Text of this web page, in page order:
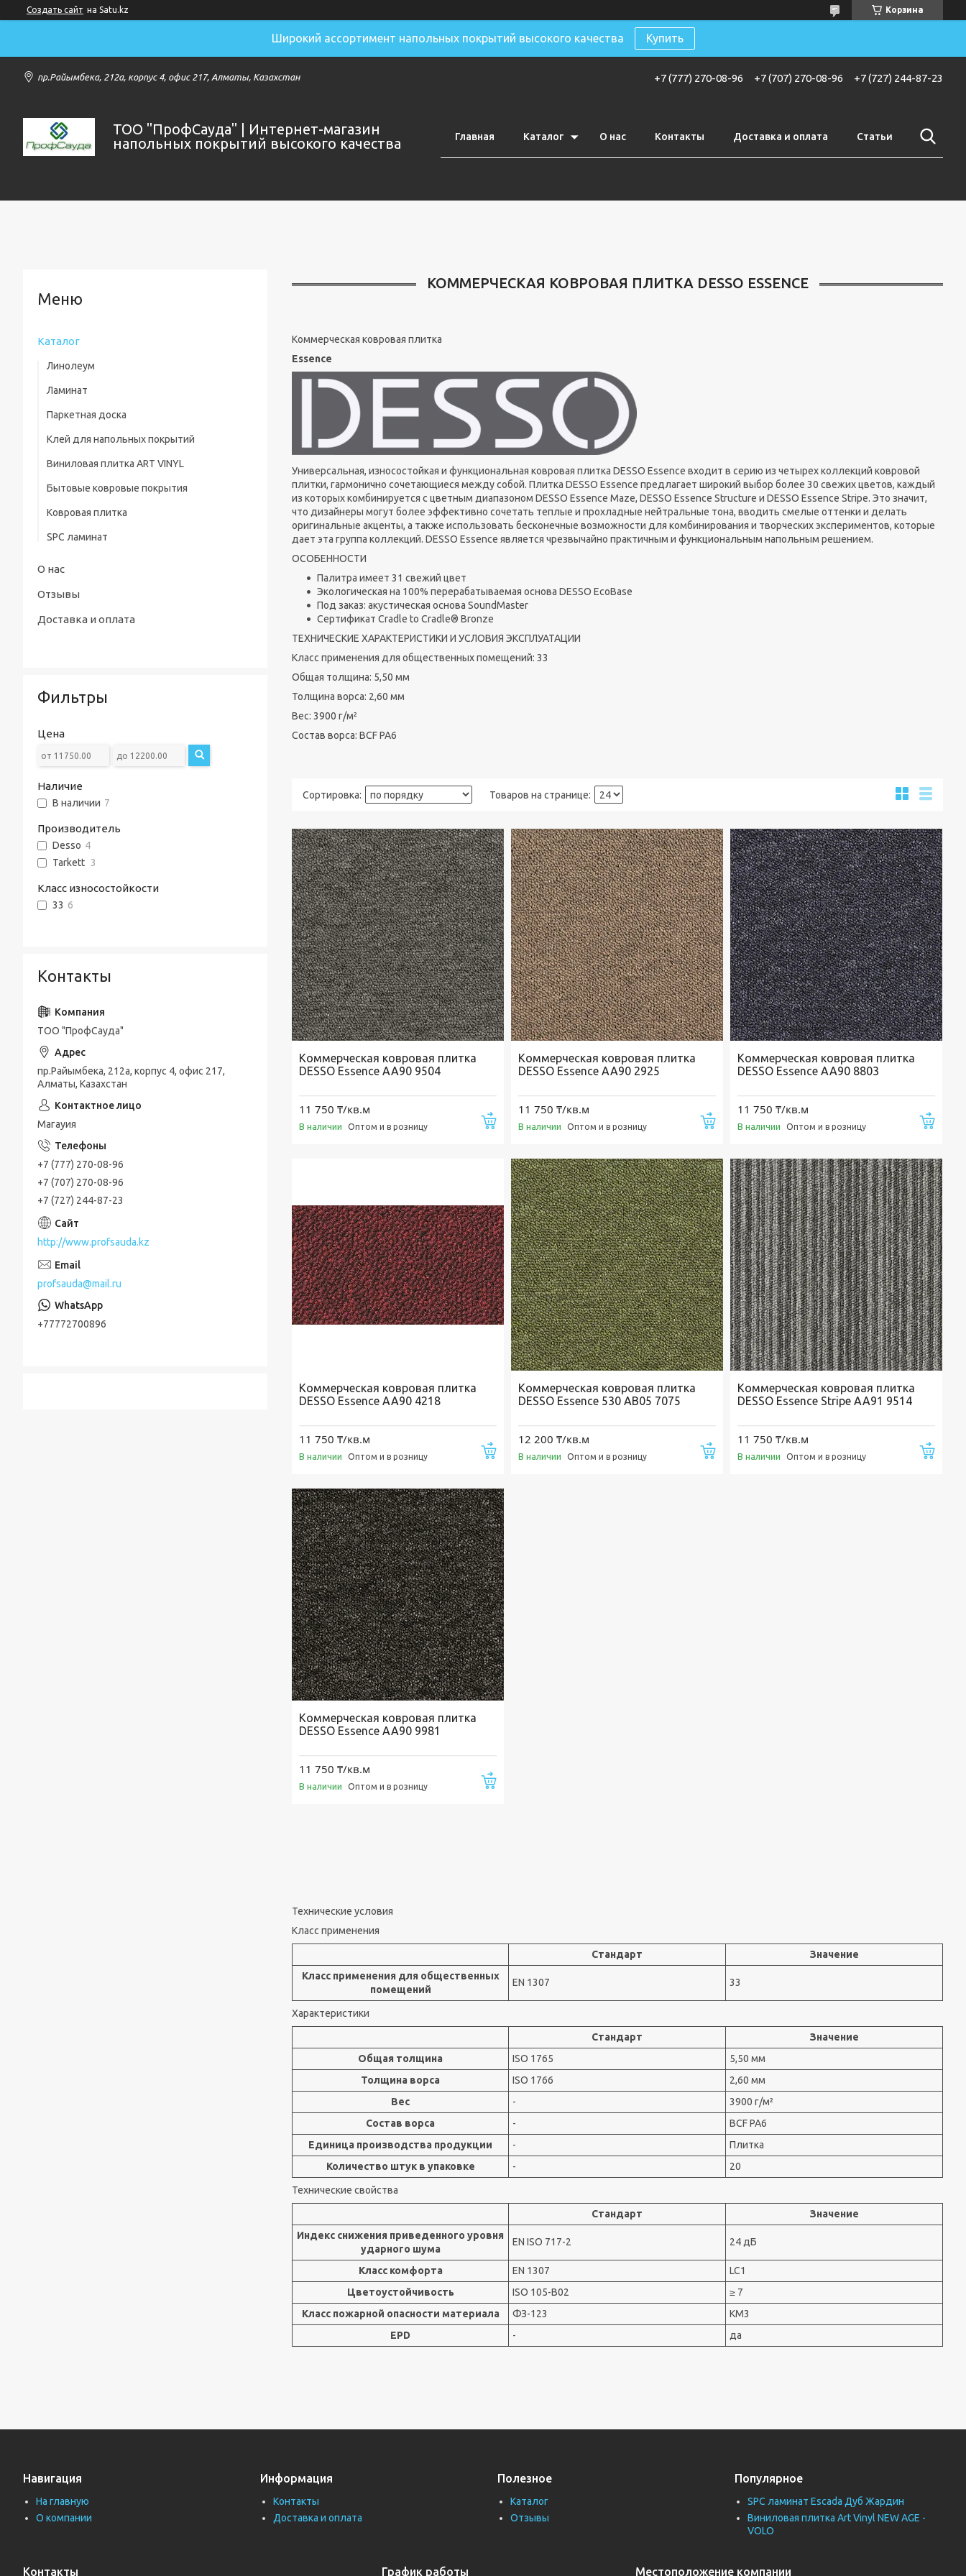
Создать сайт на Satu.kz Корзина
Широкий ассортимент напольных покрытий высокого качества Купить
пр.Райымбека, 212а, корпус 4, офис 217, Алматы, Казахстан +7 (777) 270-08-96 +7 (707) 270-08-96 +7 (727) 244-87-23
ТОО "ПрофСауда" | Интернет-магазин
напольных покрытий высокого качества
Главная Каталог О нас Контакты Доставка и оплата Статьи
КОММЕРЧЕСКАЯ КОВРОВАЯ ПЛИТКА DESSO ESSENCE
Коммерческая ковровая плитка
Essence
Универсальная, износостойкая и функциональная ковровая плитка DESSO Essence входит в серию из четырех коллекций ковровой
плитки, гармонично сочетающиеся между собой. Плитка DESSO Essence предлагает широкий выбор более 30 свежих цветов, каждый
из которых комбинируется с цветным диапазоном DESSO Essence Maze, DESSO Essence Structure и DESSO Essence Stripe. Это значит,
что дизайнеры могут более эффективно сочетать теплые и прохладные нейтральные тона, вводить смелые оттенки и делать
оригинальные акценты, а также использовать бесконечные возможности для комбинирования и творческих экспериментов, которые
дает эта группа коллекций. DESSO Essence является чрезвычайно практичным и функциональным напольным решением.
ОСОБЕННОСТИ
Палитра имеет 31 свежий цвет
Экологическая на 100% перерабатываемая основа DESSO EcoBase
Под заказ: акустическая основа SoundMaster
Сертификат Cradle to Cradle® Bronze
ТЕХНИЧЕСКИЕ ХАРАКТЕРИСТИКИ И УСЛОВИЯ ЭКСПЛУАТАЦИИ
Класс применения для общественных помещений: 33
Общая толщина: 5,50 мм
Толщина ворса: 2,60 мм
Вес: 3900 г/м²
Состав ворса: BCF PA6
Коммерческая ковровая плитка
DESSO Essence AA90 9504
11 750 ₸/кв.м
В наличии Оптом и в розницу Купить
Коммерческая ковровая плитка
DESSO Essence AA90 2925
11 750 ₸/кв.м
В наличии Оптом и в розницу Купить
Коммерческая ковровая плитка
DESSO Essence AA90 8803
11 750 ₸/кв.м
В наличии Оптом и в розницу
Коммерческая ковровая плитка
DESSO Essence AA90 4218
11 750 ₸/кв.м
В наличии Оптом и в розницу Купить
Коммерческая ковровая плитка
DESSO Essence 530 AB05 7075
12 200 ₸/кв.м
В наличии Оптом и в розницу Купить
Коммерческая ковровая плитка
DESSO Essence Stripe AA91 9514
11 750 ₸/кв.м
В наличии Оптом и в розницу
Коммерческая ковровая плитка
DESSO Essence AA90 9981
11 750 ₸/кв.м
В наличии Оптом и в розницу
Технические условия
Класс применения
Стандарт
Значение
Класс применения для общественных
помещений
EN 1307 33
Характеристики
Стандарт
Значение
Общая толщина
ISO 1765
5,50 мм
Толщина ворса
ISO 1766
2,60 мм
Вес
-
3900 г/м²
Состав ворса
-
BCF PA6
Единица производства продукции
-
Плитка
Количество штук в упаковке
- 20
Технические свойства
Стандарт
Значение
Индекс снижения приведенного уровня
ударного шума
EN ISO 717-2 24 дБ
Класс комфорта EN 1307
LC1
Цветоустойчивость
ISO 105-B02
≥ 7
Класс пожарной опасности материала
ФЗ-123
КМ3
EPD
- да
Каталог
Линолеум
Ламинат
Паркетная доска
Клей для напольных покрытий
Виниловая плитка ART VINYL
Бытовые ковровые покрытия
Ковровая плитка
SPC ламинат
О нас
Отзывы
Доставка и оплата
Фильтры
Цена
Наличие
В наличии 7
Производитель
Desso 4
Tarkett 3
Класс износостойкости
33 6
Контакты
ТОО "ПрофСауда"
пр.Райымбека, 212а, корпус 4, офис 217,
Алматы, Казахстан
Магауия
+7 (777) 270-08-96
+7 (707) 270-08-96
+7 (727) 244-87-23
http://www.profsauda.kz
profsauda@mail.ru
+77772700896
Навигация
На главную
О компании
Информация
Контакты
Доставка и оплата
Полезное
Каталог
Отзывы
Популярное
SPC ламинат Escada Дуб Жардин
Виниловая плитка Art Vinyl NEW AGE -
VOLO
Контакты График работы Местоположение компании